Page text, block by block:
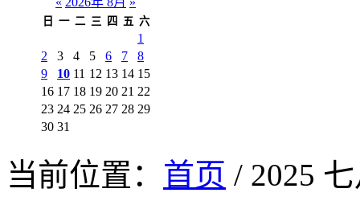
日 一 二 三 四 五 六
1
2
3 4 5 6 7
8
9
10 11 12 13 14 15
16 17 18 19 20 21 22
23 24 25 26 27 28 29
30 31
当前位置： 首页 / 2025